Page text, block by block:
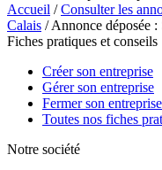
Accueil /Consulter les
Calais / Annonce déposée
Fiches pratiques et conseils
Créer son entreprise
Gérer son entreprise
Fermer son entreprise
Toutes nos fiches
Notre société